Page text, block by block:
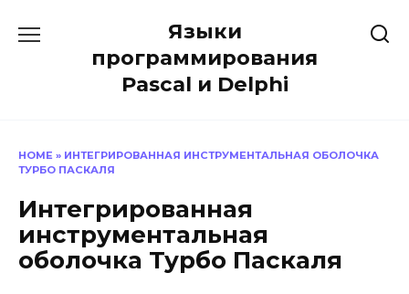
содержанию
Языки
программирования
Pascal и Delphi
HOME » ИНТЕГРИРОВАННАЯ ИНСТРУМЕНТАЛЬНАЯ ОБОЛОЧКА
ТУРБО ПАСКАЛЯ
Интегрированная
инструментальная
оболочка Турбо Паскаля